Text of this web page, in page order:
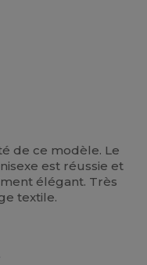
de ce modèle. Le
est réussie et
élégant. Très
textile.